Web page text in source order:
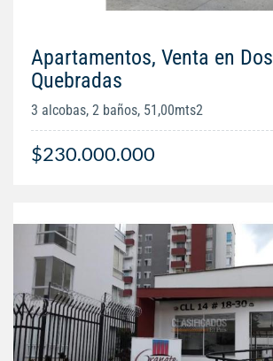
Apartamentos, Venta en Dos
Quebradas
3 alcobas, 2 baños, 51,00mts2
$230.000.000